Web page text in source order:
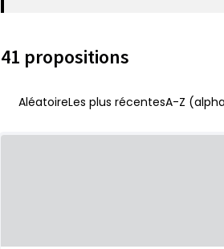
41 propositions
AléatoireLes plus récentesA-Z